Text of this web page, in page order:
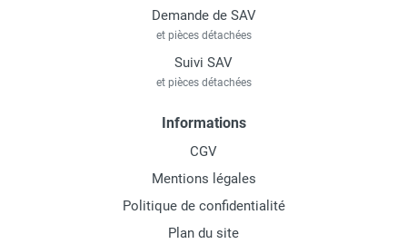
Demande de SAV
et pièces détachées
Suivi SAV
et pièces détachées
Informations
CGV
Mentions légales
Politique de confidentialité
Plan du site